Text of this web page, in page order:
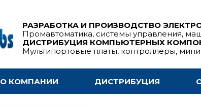
РАЗРАБОТКА И ПРОИЗВОДСТВО
Промавтоматика, системы управления,
ДИСТРИБУЦИЯ КОМПЬЮТЕРНЫХ
Мультипортовые платы, контроллеры,
О КОМПАНИИ ДИСТРИБУЦИЯ